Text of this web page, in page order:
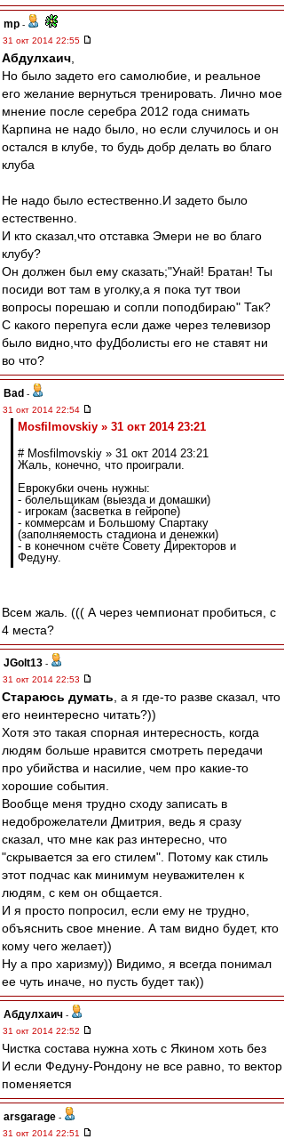
mp -
31 окт 2014 22:55
Абдулхаич
Но было задето его самолюбие, и реальное
его желание вернуться тренировать. Лично мое
мнение после серебра 2012 года снимать
Карпина не надо было, но если случилось и он
остался в клубе, то будь добр делать во благо
клуба
Не надо было естественно.И задето было
естественно.
И кто сказал,что отставка Эмери не во благо
клубу?
Он должен был ему сказать;"Унай! Братан! Ты
посиди вот там в уголку,а я пока тут твои
вопросы порешаю и сопли поподбираю" Так?
С какого перепуга если даже через телевизор
было видно,что фуДболисты его не ставят ни
во что?
Bad -
31 окт 2014 22:54
Mosfilmovskiy » 31 окт 2014 23:21
# Mosfilmovskiy » 31 окт 2014 23:21
Жаль, конечно, что проиграли.
Еврокубки очень нужны:
- болельщикам (выезда и домашки)
- игрокам (засветка в гейропе)
- коммерсам и Большому Спартаку
(заполняемость стадиона и денежки)
- в конечном счёте Совету Директоров и
Федуну.
Всем жаль. ((( А через чемпионат пробиться, с
4 места?
JGolt13 -
31 окт 2014 22:53
Стараюсь думать , а я где-то разве сказал, что
его неинтересно читать?))
Хотя это такая спорная интересность, когда
людям больше нравится смотреть передачи
про убийства и насилие, чем про какие-то
хорошие события.
Вообще меня трудно сходу записать в
недоброжелатели Дмитрия, ведь я сразу
сказал, что мне как раз интересно, что
"скрывается за его стилем". Потому как стиль
этот подчас как минимум неуважителен к
людям, с кем он общается.
И я просто попросил, если ему не трудно,
объяснить свое мнение. А там видно будет, кто
кому чего желает))
Ну а про харизму)) Видимо, я всегда понимал
ее чуть иначе, но пусть будет так))
Абдулхаич -
31 окт 2014 22:52
Чистка состава нужна хоть с Якином хоть без
И если Федуну-Рондону не все равно, то вектор
поменяется
arsgarage -
31 окт 2014 22:51